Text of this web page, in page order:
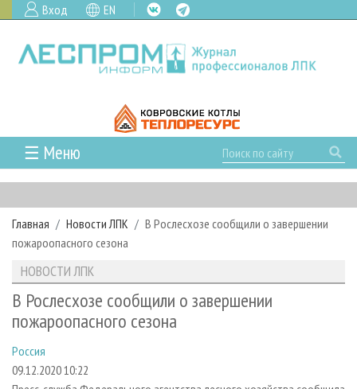
Вход EN
☰ Меню
ГЛАВНАЯ
РУБРИКИ И ТЕМЫ
РУБРИКИ ЖУРНАЛА
ЛЕСОЗАГОТОВКА
ЛЕСОПИЛЕНИЕ
СУШКА ДРЕВЕСИНЫ
НОВОСТИ
НОВОСТИ ЛПК
НОВОСТИ ЖУРНАЛА
ПРОЕКТЫ ЛПИ
АНАЛИТИКА
ПРЕДПРИЯТИЯ ЛПК
ПЕРСОНЫ
АРХИВ
АРХИВ ЖУРНАЛОВ
О ЖУРНАЛЕ
КОНТАКТЫ
РЕКЛАМОДАТЕЛЯМ
РЕКЛАМА
Главная Новости ЛПК
В Рослесхозе сообщили о завершении
пожароопасного сезона
НОВОСТИ ЛПК
В Рослесхозе сообщили о завершении
пожароопасного сезона
Россия
09.12.2020 10:22